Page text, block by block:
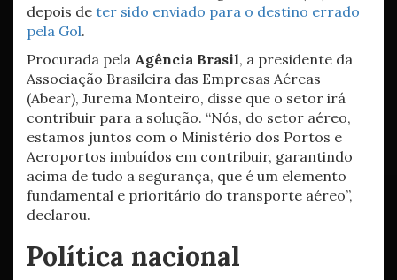
depois de ter sido enviado para o destino errado
pela Gol.
Procurada pela Agência Brasil, a presidente da
Associação Brasileira das Empresas Aéreas
(Abear), Jurema Monteiro, disse que o setor irá
contribuir para a solução. “Nós, do setor aéreo,
estamos juntos com o Ministério dos Portos e
Aeroportos imbuídos em contribuir, garantindo
acima de tudo a segurança, que é um elemento
fundamental e prioritário do transporte aéreo”,
declarou.
Política nacional